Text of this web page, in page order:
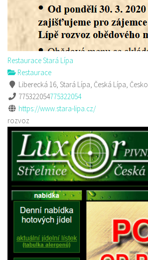
Restaurace Stará Lípa
Restaurace
Liberecká 16, Stará Lípa, Česká Lípa, Česko
775322054775322054
https://www.stara-lipa.cz/
rozvoz